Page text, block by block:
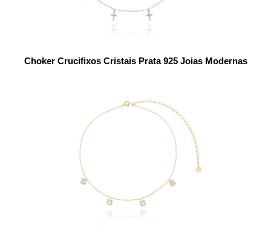
Choker Crucifixos Cristais Prata 925 Joias Modernas